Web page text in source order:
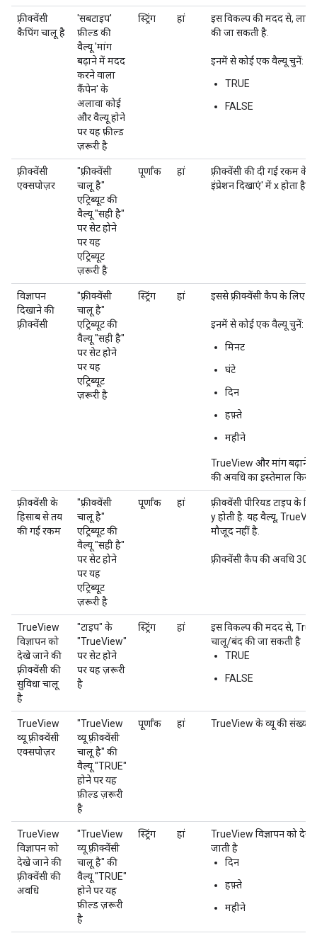
फ़्रीक्वेंसी
कैपिंग चालू है
'सबटाइप'
फ़ील्ड की
वैल्यू 'मांग
बढ़ाने में मदद
करने वाला
कैंपेन' के
अलावा कोई
और वैल्यू होने
पर यह फ़ील्ड
ज़रूरी है
स्ट्रिंग हां
इस विकल्प की मदद से,
की जा सकती है.
इनमें से कोई एक वैल्यू चुनें:
TRUE
FALSE
फ़्रीक्वेंसी
एक्सपोज़र
"फ़्रीक्वेंसी
चालू है"
एट्रिब्यूट की
वैल्यू "सही है"
पर सेट होने
पर यह
एट्रिब्यूट
ज़रूरी है
पूर्णांक हां
फ़्रीक्वेंसी की दी गई रकम के
इंप्रेशन दिखाएं' में x होता है.
विज्ञापन
दिखाने की
फ़्रीक्वेंसी
"फ़्रीक्वेंसी
चालू है"
एट्रिब्यूट की
वैल्यू "सही है"
पर सेट होने
पर यह
एट्रिब्यूट
ज़रूरी है
स्ट्रिंग हां इससे फ़्रीक्वेंसी कैप के लिए
इनमें से कोई एक वैल्यू चुनें:
मिनट
घंटे
दिन
हफ़्ते
महीने
TrueView और मांग बढ़ाने
की अवधि का इस्तेमाल किया
फ़्रीक्वेंसी के
हिसाब से तय
की गई रकम
"फ़्रीक्वेंसी
चालू है"
एट्रिब्यूट की
वैल्यू "सही है"
पर सेट होने
पर यह
एट्रिब्यूट
ज़रूरी है
पूर्णांक हां
फ़्रीक्वेंसी पीरियड टाइप के
y होती है. यह वैल्यू,
मौजूद नहीं है.
फ़्रीक्वेंसी कैप की अवधि 30
TrueView
विज्ञापन को
देखे जाने की
फ़्रीक्वेंसी की
सुविधा चालू
है
"टाइप" के
"TrueView"
पर सेट होने
पर यह ज़रूरी
है
स्ट्रिंग हां
इस विकल्प की मदद से,
चालू/बंद की जा सकती है
TRUE
FALSE
TrueView
व्यू फ़्रीक्वेंसी
एक्सपोज़र
"TrueView
व्यू फ़्रीक्वेंसी
चालू है" की
वैल्यू "TRUE"
होने पर यह
फ़ील्ड ज़रूरी
है
पूर्णांक हां TrueView के व्यू की संख्या के
TrueView
विज्ञापन को
देखे जाने की
फ़्रीक्वेंसी की
अवधि
"TrueView
व्यू फ़्रीक्वेंसी
चालू है" की
वैल्यू "TRUE"
होने पर यह
फ़ील्ड ज़रूरी
है
स्ट्रिंग हां
TrueView विज्ञापन को
जाती है
दिन
हफ़्ते
महीने